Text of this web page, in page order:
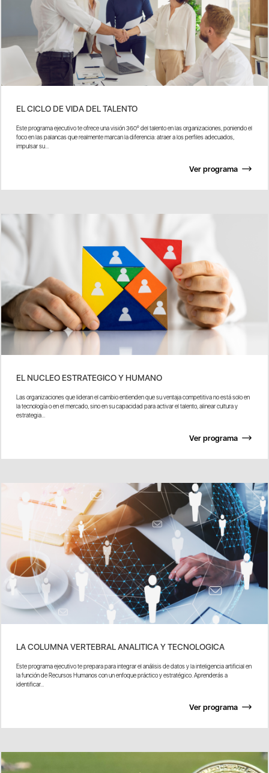
EL CICLO DE VIDA DEL TALENTO
Este programa ejecutivo te ofrece una visión 360º del talento en las organizaciones, poniendo el
foco en las palancas que realmente marcan la diferencia: atraer a los perfiles adecuados,
impulsar su...
Ver programa
EL NUCLEO ESTRATEGICO Y HUMANO
Las organizaciones que lideran el cambio entienden que su ventaja competitiva no está solo en
la tecnología o en el mercado, sino en su capacidad para activar el talento, alinear cultura y
estrategia...
Ver programa
LA COLUMNA VERTEBRAL ANALITICA Y TECNOLOGICA
Este programa ejecutivo te prepara para integrar el análisis de datos y la inteligencia artificial en
la función de Recursos Humanos con un enfoque práctico y estratégico. Aprenderás a
identificar...
Ver programa